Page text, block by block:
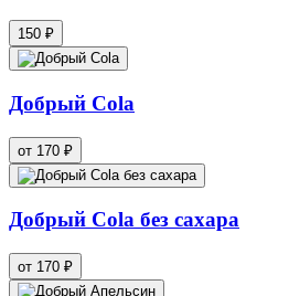
150 ₽
Добрый Cola
от 170 ₽
Добрый Cola без сахара
от 170 ₽